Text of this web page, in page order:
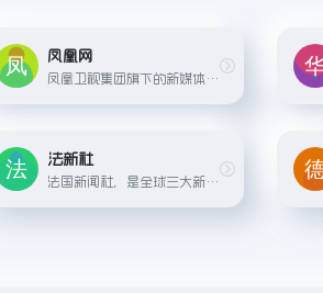
凤凰网
凤凰卫视集团旗下的新媒体平台，融合电视、互联网和移动终端优势，提供多元化信息和观点。
法新社
法国新闻社，是全球三大新闻通讯社之一，提供多语种新闻报道。